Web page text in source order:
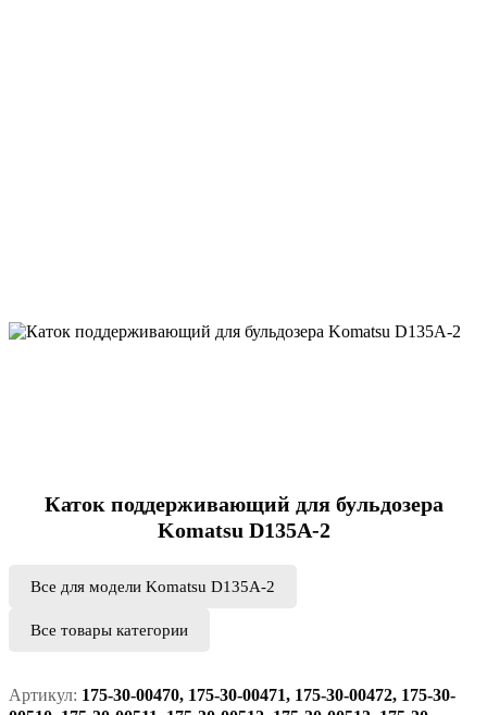
Каток поддерживающий для бульдозера
Komatsu D135A-2
Все для модели Komatsu D135A-2
Все товары категории
Артикул: 175-30-00470, 175-30-00471, 175-30-00472, 175-30-